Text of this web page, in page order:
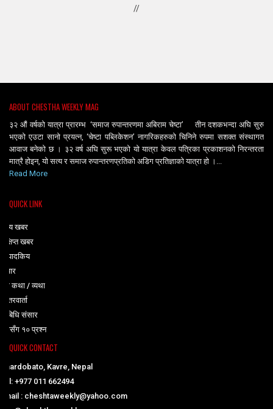
//
ABOUT CHESTHA WEEKLY MAG
३२ औं वर्षको यात्रा प्रारम्भ ‘समाज रुपान्तरणमा अबिराम चेष्टा’ तीन दशकभन्दा अघि सुरु
भएको एउटा सानो प्रयत्न, ‘चेष्टा पब्लिकेशन’ नागरिकहरुको चिनिने रुपमा सशक्त संस्थागत
आवाज बनेको छ । ३२ वर्ष अघि सुरू भएको यो यात्रा केवल पत्रिका प्रकाशनको निरन्तरता
मात्रै होइन, यो सत्य र समाज रुपान्तरणप्रतिको अडिग प्रतिज्ञाको यात्रा हो ।...
Read More
QUICK LINK
मुख्य खबर
संक्षिप्त खबर
सम्पादकिय
विचार
मेरो कथा / व्यथा
अन्तरवार्ता
प्रबिधि संसार
युवासँग १० प्रश्न
QUICK CONTACT
Chardobato, Kavre, Nepal
Tel: +977 011 662494
Email : cheshtaweekly@yahoo.com